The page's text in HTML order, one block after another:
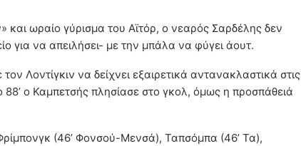
ωραίο γύρισμα του Αϊτόρ, ο νεαρός Σαρδέλης δεν
για να απειλήσει- με την μπάλα να φύγει άουτ.
Λοντίγκιν να δείχνει εξαιρετικά αντανακλαστικά στις
ο Καμπετσής πλησίασε στο γκολ, όμως η προσπάθειά
(46’ Φονσού-Μενσά), Ταπσόμπα (46’ Τα),